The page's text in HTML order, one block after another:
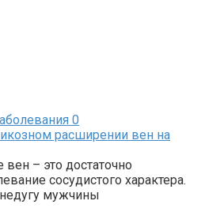
0
расширении вен на
– это достаточно
сосудистого характера.
мужчины